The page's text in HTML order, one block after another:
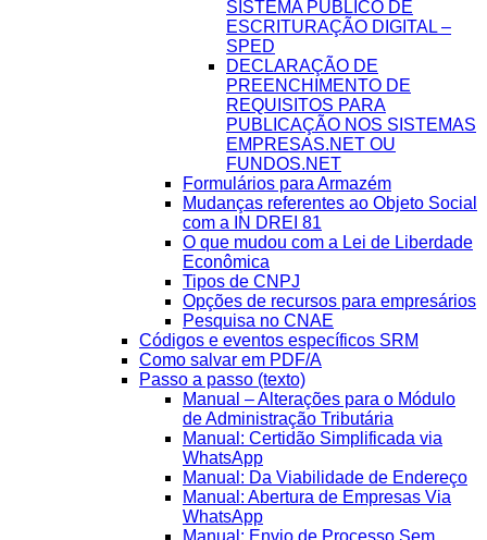
SISTEMA PÚBLICO DE
ESCRITURAÇÃO DIGITAL –
SPED
DECLARAÇÃO DE
PREENCHIMENTO DE
REQUISITOS PARA
PUBLICAÇÃO NOS SISTEMAS
EMPRESAS.NET OU
FUNDOS.NET
Formulários para Armazém
Mudanças referentes ao Objeto Social
com a IN DREI 81
O que mudou com a Lei de Liberdade
Econômica
Tipos de CNPJ
Opções de recursos para empresários
Pesquisa no CNAE
Códigos e eventos específicos SRM
Como salvar em PDF/A
Passo a passo (texto)
Manual – Alterações para o Módulo
de Administração Tributária
Manual: Certidão Simplificada via
WhatsApp
Manual: Da Viabilidade de Endereço
Manual: Abertura de Empresas Via
WhatsApp
Manual: Envio de Processo Sem